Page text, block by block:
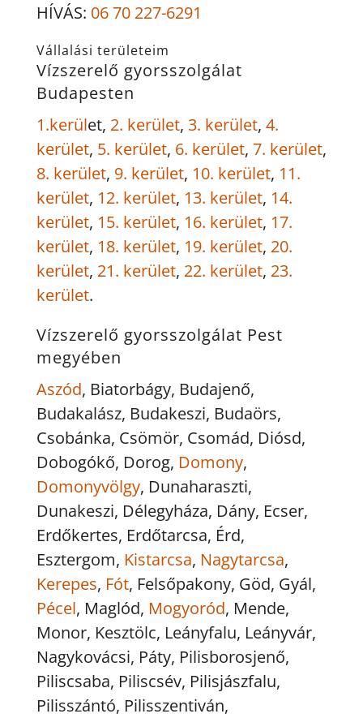
HÍVÁS: 06 70 227-6291
Vállalási területeim
Vízszerelő gyorsszolgálat
Budapesten
1.kerület, 2. kerület, 3. kerület, 4.
kerület, 5. kerület, 6. kerület, 7. kerület,
8. kerület, 9. kerület, 10. kerület, 11.
kerület, 12. kerület, 13. kerület, 14.
kerület, 15. kerület, 16. kerület, 17.
kerület, 18. kerület, 19. kerület, 20.
kerület, 21. kerület, 22. kerület, 23.
kerület.
Vízszerelő gyorsszolgálat Pest
megyében
Aszód, Biatorbágy, Budajenő,
Budakalász, Budakeszi, Budaörs,
Csobánka, Csömör, Csomád, Diósd,
Dobogókő, Dorog, Domony,
Domonyvölgy, Dunaharaszti,
Dunakeszi, Délegyháza, Dány, Ecser,
Erdőkertes, Erdőtarcsa, Érd,
Esztergom, Kistarcsa, Nagytarcsa,
Kerepes, Fót, Felsőpakony, Göd, Gyál,
Pécel, Maglód, Mogyoród, Mende,
Monor, Kesztölc, Leányfalu, Leányvár,
Nagykovácsi, Páty, Pilisborosjenő,
Piliscsaba, Piliscsév, Pilisjászfalu,
Pilisszántó, Pilisszentiván,